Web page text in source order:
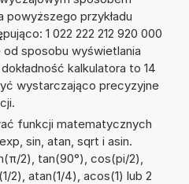
powyższego przykładu
1 022 222 212 920 000
sposobu wyświetlania
kalkulatora to 14
wystarczająco precyzyjne
funkcji matematycznych
sin, atan, sqrt i asin.
2), tan(90°), cos(pi/2),
2), atan(1/4), acos(1) lub 2